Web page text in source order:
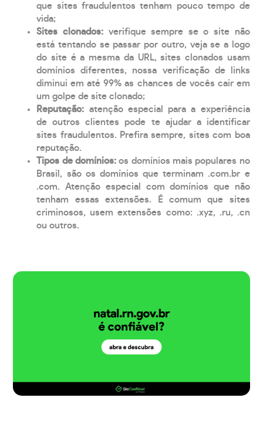
que sites fraudulentos tenham pouco tempo de
vida;
Sites clonados: verifique sempre se o site não
está tentando se passar por outro, veja se a logo
do site é a mesma da URL, sites clonados usam
domínios diferentes, nossa verificação de links
diminui em até 99% as chances de vocês cair em
um golpe de site clonado;
Reputação: atenção especial para a experiência
de outros clientes pode te ajudar a identificar
sites fraudulentos. Prefira sempre, sites com boa
reputação.
Tipos de domínios:os domínios mais populares no
Brasil, são os domínios que terminam .com.br e
.com. Atenção especial com domínios que não
tenham essas extensões. É comum que sites
criminosos, usem extensões como: .xyz, .ru, .cn
ou outros.